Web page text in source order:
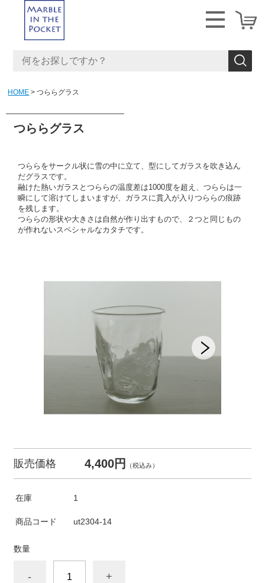
HOME つららグラス
つららグラス
つららをサークル状に雪の中に立て、型にしてガラスを吹き込ん
だグラスです。
融けた熱いガラスとつららの温度差は1000度を超え、つららは一
瞬にして溶けてしまいますが、ガラスに貫入が入りつららの痕跡
を残します。
つららの形状や大きさは自然が作り出すもので、２つと同じもの
が作れないスペシャルなカタチです。
販売価格 4,400円 （税込み）
在庫 1
商品コード ut2304-14
数量
- +